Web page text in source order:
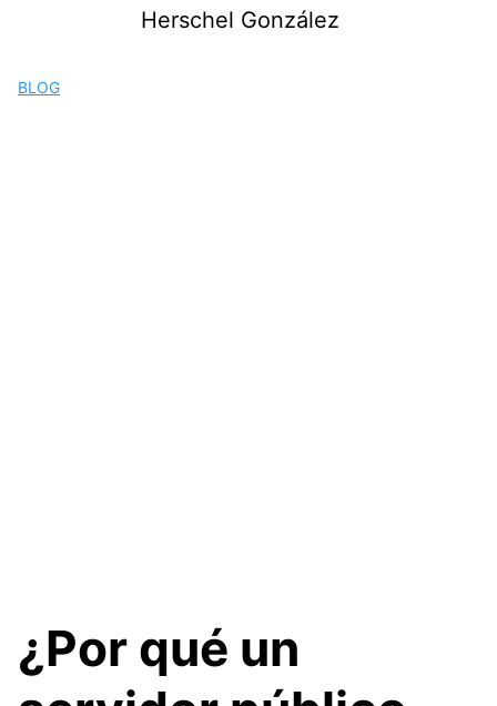
Herschel González
BLOG
¿Por qué un